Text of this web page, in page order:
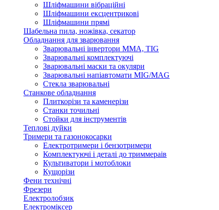
Шліфмашини вібраційні
Шліфмашини ексцентрикові
Шліфмашини прямі
Шабельна пила, ножівка, секатор
Обладнання для зварювання
Зварювальні інвертори ММА, TIG
Зварювальні комплектуючі
Зварювальні маски та окуляри
Зварювальні напіавтомати MIG/MAG
Стекла зварювальні
Станкове обладнання
Плиткорізи та каменерізи
Станки точильні
Стойки для інструментів
Теплові дуйки
Тримери та газонокосарки
Електротримери і бензотримери
Комплектуючі і деталі до триммераів
Культиватори і мотоблоки
Кущорізи
Фени технічні
Фрезери
Електролобзик
Електроміксер